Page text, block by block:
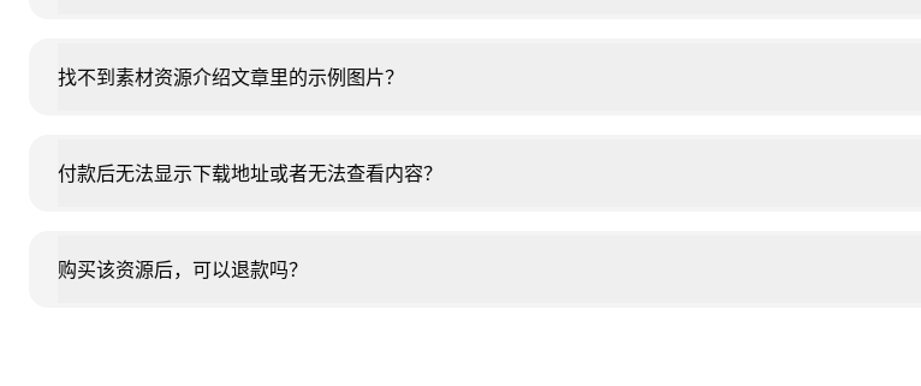
找不到素材资源介绍文章里的示例图片？
付款后无法显示下载地址或者无法查看内容？
购买该资源后，可以退款吗？